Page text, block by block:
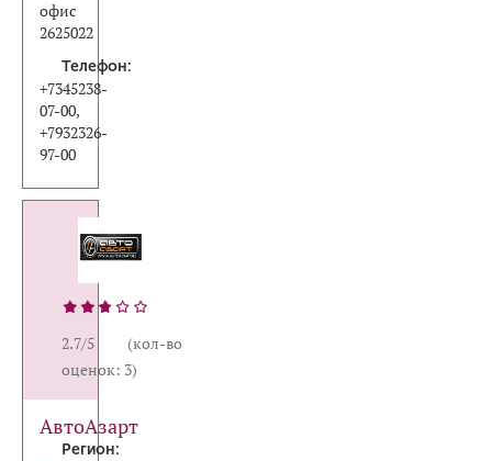
офис
2625022
Телефон:
+7345238-
07-00,
+7932326-
97-00
2.7/5 (кол-во
оценок: 3)
АвтоАзарт
Регион: